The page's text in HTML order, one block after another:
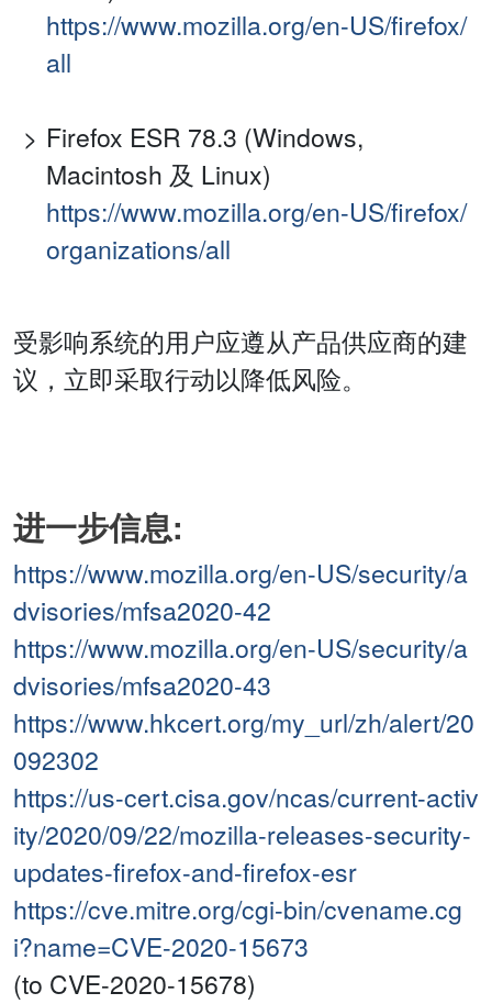
https://www.mozilla.org/en-US/firefox/
all
Firefox ESR 78.3 (Windows,
Macintosh 及 Linux)
https://www.mozilla.org/en-US/firefox/
organizations/all
受影响系统的用户应遵从产品供应商的建
议，立即采取行动以降低风险。
进一步信息:
https://www.mozilla.org/en-US/security/a
dvisories/mfsa2020-42
https://www.mozilla.org/en-US/security/a
dvisories/mfsa2020-43
https://www.hkcert.org/my_url/zh/alert/20
092302
https://us-cert.cisa.gov/ncas/current-activ
ity/2020/09/22/mozilla-releases-security-
updates-firefox-and-firefox-esr
https://cve.mitre.org/cgi-bin/cvename.cg
i?name=CVE-2020-15673
(to CVE-2020-15678)